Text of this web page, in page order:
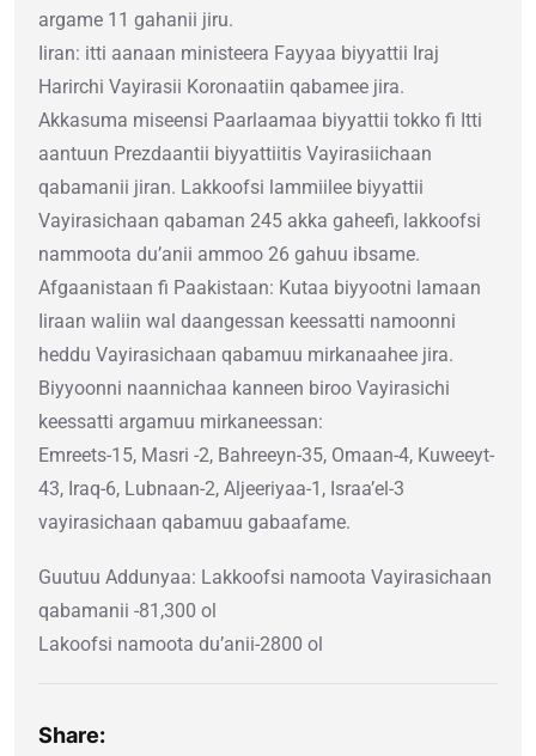
argame 11 gahanii jiru.
Iiran: itti aanaan ministeera Fayyaa biyyattii Iraj
Harirchi Vayirasii Koronaatiin qabamee jira.
Akkasuma miseensi Paarlaamaa biyyattii tokko fi Itti
aantuun Prezdaantii biyyattiitis Vayirasiichaan
qabamanii jiran. Lakkoofsi lammiilee biyyattii
Vayirasichaan qabaman 245 akka gaheefi, lakkoofsi
nammoota du’anii ammoo 26 gahuu ibsame.
Afgaanistaan fi Paakistaan: Kutaa biyyootni lamaan
Iiraan waliin wal daangessan keessatti namoonni
heddu Vayirasichaan qabamuu mirkanaahee jira.
Biyyoonni naannichaa kanneen biroo Vayirasichi
keessatti argamuu mirkaneessan:
Emreets-15, Masri -2, Bahreeyn-35, Omaan-4, Kuweeyt-
43, Iraq-6, Lubnaan-2, Aljeeriyaa-1, Israa’el-3
vayirasichaan qabamuu gabaafame.
Guutuu Addunyaa: Lakkoofsi namoota Vayirasichaan
qabamanii -81,300 ol
Lakoofsi namoota du’anii-2800 ol
Share: